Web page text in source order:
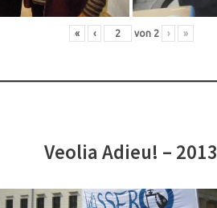
« ‹ von 2 › »
Veolia Adieu! – 2013